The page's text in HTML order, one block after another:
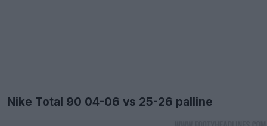
Nike Total 90 04-06 vs 25-26 palline